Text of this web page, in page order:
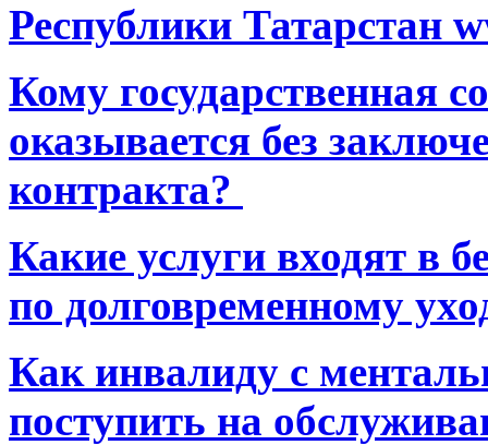
Республики Татарстан
Кому государственная
оказывается без
контракта?
Какие услуги входят в
по долговременному
Как инвалиду с
поступить на